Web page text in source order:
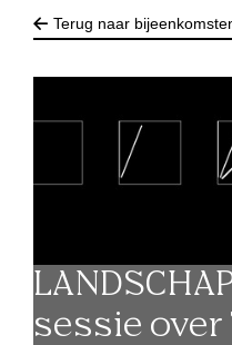
Terug naar
sessie over